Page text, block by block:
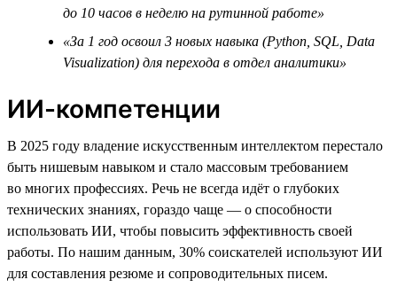
до 10 часов в неделю на рутинной работе»
«За 1 год освоил 3 новых навыка (Python, SQL, Data
Visualization) для перехода в отдел аналитики»
ИИ-компетенции
В 2025 году владение искусственным интеллектом перестало
быть нишевым навыком и стало массовым требованием
во многих профессиях. Речь не всегда идёт о глубоких
технических знаниях, гораздо чаще — о способности
использовать ИИ, чтобы повысить эффективность своей
работы. По нашим данным, 30% соискателей используют ИИ
для составления резюме и сопроводительных писем.